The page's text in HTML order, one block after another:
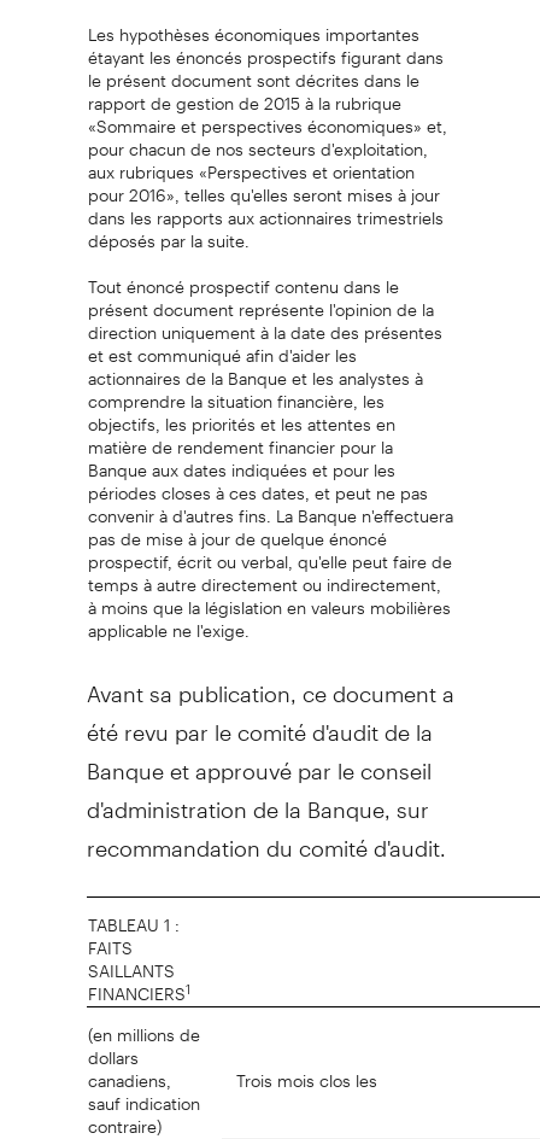
Les hypothèses économiques importantes
étayant les énoncés prospectifs figurant dans
le présent document sont décrites dans le
rapport de gestion de 2015 à la rubrique
«Sommaire et perspectives économiques» et,
pour chacun de nos secteurs d'exploitation,
aux rubriques «Perspectives et orientation
pour 2016», telles qu'elles seront mises à jour
dans les rapports aux actionnaires trimestriels
déposés par la suite.
Tout énoncé prospectif contenu dans le
présent document représente l'opinion de la
direction uniquement à la date des présentes
et est communiqué afin d'aider les
actionnaires de la Banque et les analystes à
comprendre la situation financière, les
objectifs, les priorités et les attentes en
matière de rendement financier pour la
Banque aux dates indiquées et pour les
périodes closes à ces dates, et peut ne pas
convenir à d'autres fins. La Banque n'effectuera
pas de mise à jour de quelque énoncé
prospectif, écrit ou verbal, qu'elle peut faire de
temps à autre directement ou indirectement,
à moins que la législation en valeurs mobilières
applicable ne l'exige.
Avant sa publication, ce document a
été revu par le comité d'audit de la
Banque et approuvé par le conseil
d'administration de la Banque, sur
recommandation du comité d'audit.
TABLEAU 1 :
FAITS
SAILLANTS
FINANCIERS1
(en millions de
dollars
canadiens,
sauf indication
contraire)
Trois mois clos les